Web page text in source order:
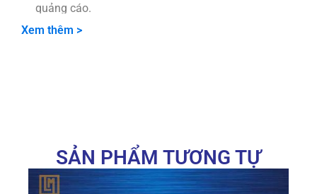
quảng cáo.
Xem thêm >
SẢN PHẨM TƯƠNG TỰ